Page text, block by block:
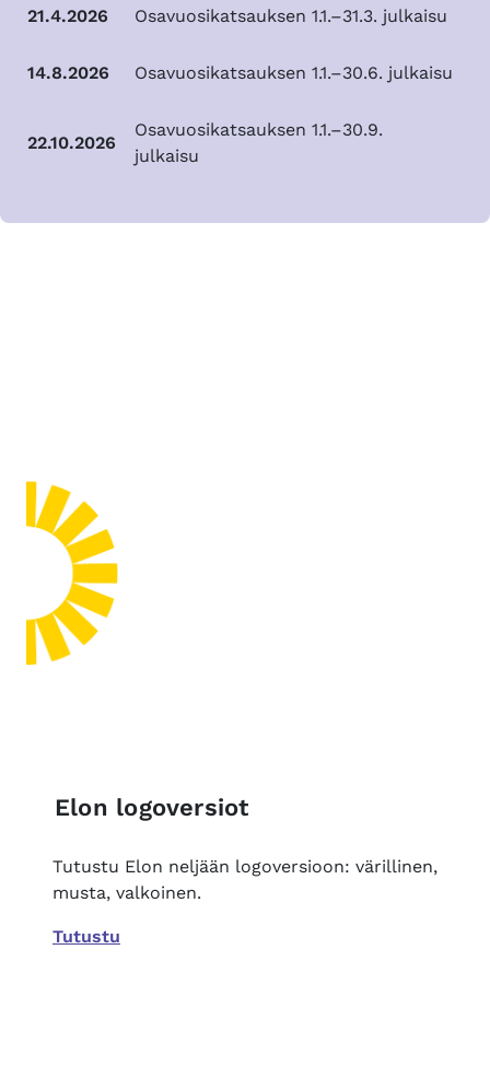
21.4.2026 Osavuosikatsauksen 1.1.–31.3. julkaisu
14.8.2026 Osavuosikatsauksen 1.1.–30.6. julkaisu
22.10.2026
Osavuosikatsauksen 1.1.–30.9.
julkaisu
Elon logoversiot
Tutustu Elon neljään logoversioon: värillinen,
musta, valkoinen.
Tutustu